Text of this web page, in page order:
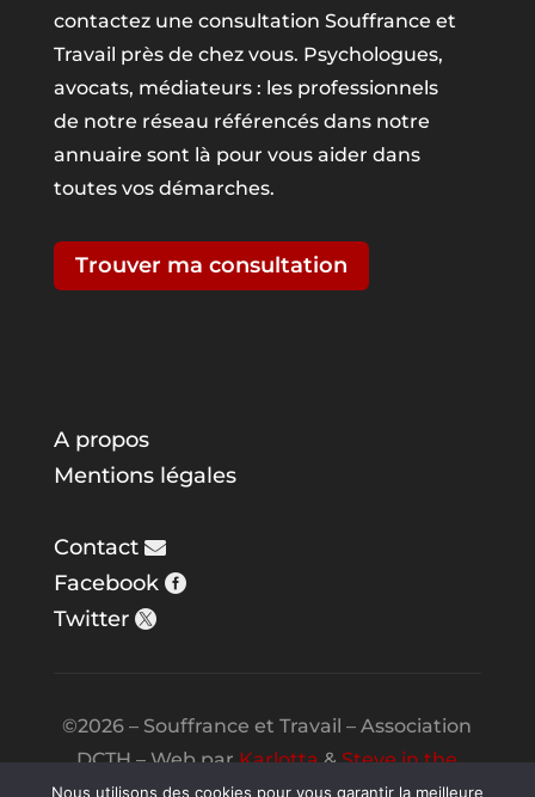
contactez une consultation Souffrance et
Travail près de chez vous. Psychologues,
avocats, médiateurs : les professionnels
de notre réseau référencés dans notre
annuaire sont là pour vous aider dans
toutes vos démarches.
Trouver ma consultation
A propos
Mentions légales
Contact
Facebook
Twitter
©2026 – Souffrance et Travail – Association
DCTH – Web parKarlotta&Steve in the
Nous utilisons des cookies pour vous garantir la meilleure